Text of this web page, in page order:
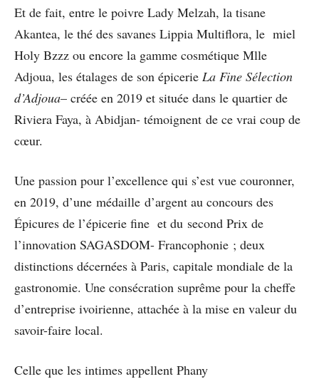
Et de fait, entre le poivre Lady Melzah, la tisane
Akantea, le thé des savanes Lippia Multiflora, le miel
Holy Bzzz ou encore la gamme cosmétique Mlle
Adjoua, les étalages de son épicerie La Fine Sélection
d’Adjoua– créée en 2019 et située dans le quartier de
Riviera Faya, à Abidjan- témoignent de ce vrai coup de
cœur.
Une passion pour l’excellence qui s’est vue couronner,
en 2019, d’une médaille d’argent au concours des
Épicures de l’épicerie fine et du second Prix de
l’innovation SAGASDOM- Francophonie ; deux
distinctions décernées à Paris, capitale mondiale de la
gastronomie. Une consécration suprême pour la cheffe
d’entreprise ivoirienne, attachée à la mise en valeur du
savoir-faire local.
Celle que les intimes appellent Phany